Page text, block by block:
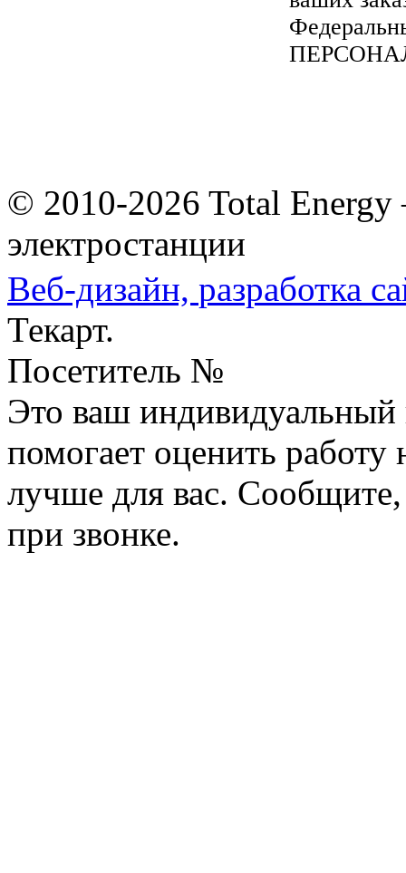
© 2010-2026 Total
электростанции
Веб-дизайн, разработка
Текарт.
Посетитель №
Это ваш
помогает оценить работу
лучше для вас.
при звонке.